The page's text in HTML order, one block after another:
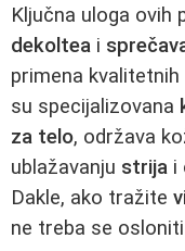
Ključna uloga ovih
dekoltea i
primena
su specijalizovana
za telo, održava
ublažavanju strija i
Dakle, ako tražite
ne treba se